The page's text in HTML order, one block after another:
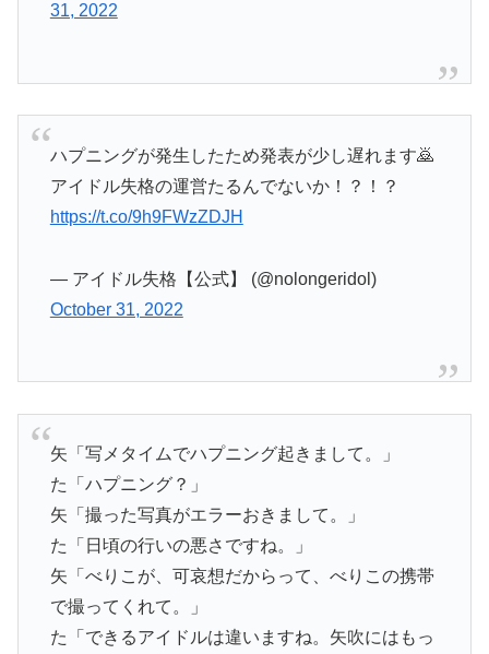
31, 2022
ハプニングが発生したため発表が少し遅れます🙇
アイドル失格の運営たるんでないか！？！？
https://t.co/9h9FWzZDJH
— アイドル失格【公式】 (@nolongeridol)
October 31, 2022
矢「写メタイムでハプニング起きまして。」
た「ハプニング？」
矢「撮った写真がエラーおきまして。」
た「日頃の行いの悪さですね。」
矢「べりこが、可哀想だからって、べりこの携帯
で撮ってくれて。」
た「できるアイドルは違いますね。矢吹にはもっ